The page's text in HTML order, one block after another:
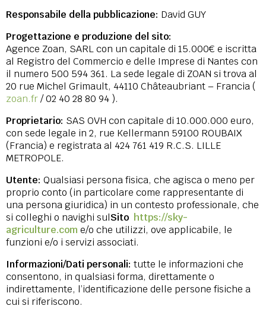
Responsabile della pubblicazione: David GUY
Progettazione e produzione del sito:
Agence Zoan, SARL con un capitale di 15.000€ e iscritta
al Registro del Commercio e delle Imprese di Nantes con
il numero 500 594 361. La sede legale di ZOAN si trova al
20 rue Michel Grimault, 44110 Châteaubriant – Francia (
zoan.fr/ 02 40 28 80 94 ).
Proprietario: SAS OVH con capitale di 10.000.000 euro,
con sede legale in 2, rue Kellermann 59100 ROUBAIX
(Francia) e registrata al 424 761 419 R.C.S. LILLE
METROPOLE.
Utente: Qualsiasi persona fisica, che agisca o meno per
proprio conto (in particolare come rappresentante di
una persona giuridica) in un contesto professionale, che
si colleghi o navighi sulSito https://sky-
agriculture.com e/o che utilizzi, ove applicabile, le
funzioni e/o i servizi associati.
Informazioni/Dati personali: tutte le informazioni che
consentono, in qualsiasi forma, direttamente o
indirettamente, l’identificazione delle persone fisiche a
cui si riferiscono.